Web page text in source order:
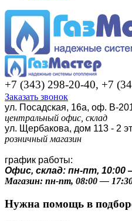
+7 (343) 298-20-40, +7
Заказать звонок
ул. Посадская, 16а, оф. В-
центральный офис, склад
ул. Щербакова, дом 113 - 2
розничный магазин
график работы:
Офис, склад: пн-пт, 10:00
Магазин: пн-пт, 08:00 —
Нужна помощь в